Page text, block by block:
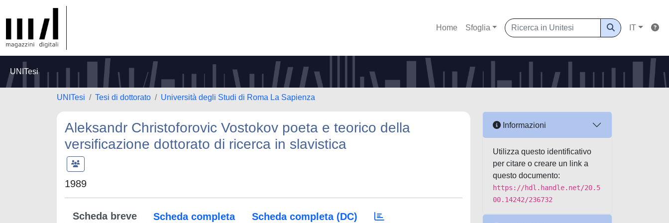
Home Sfoglia IT
UNITesi
UNITesi Tesi di dottorato Università degli Studi di Roma La Sapienza
Aleksandr Christoforovic Vostokov poeta e teorico della
versificazione dottorato di ricerca in slavistica
1989
Scheda breve Scheda completa Scheda completa (DC)
Informazioni
Utilizza questo identificativo
per citare o creare un link a
questo documento:
https://hdl.handle.net/20.5
00.14242/236732